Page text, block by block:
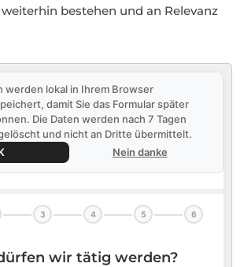
bestehen und an Relevanz
werden lokal in Ihrem Browser
damit Sie das Formular später
Die Daten werden nach 7 Tagen
und nicht an Dritte übermittelt.
Nein danke
3 4 5 6
wir tätig werden?